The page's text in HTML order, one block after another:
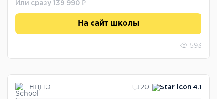
Или сразу 139 990 ₽
На сайт школы
593
НЦПО 20 4.1